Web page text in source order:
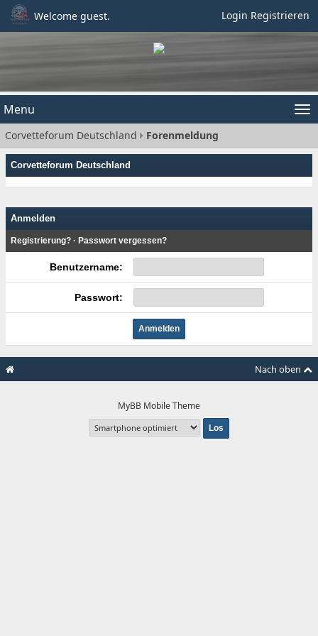
Welcome guest. Login Registrieren
Menu
Corvetteforum Deutschland Forenmeldung
Corvetteforum Deutschland
Anmelden
Registrierung? · Passwort vergessen?
Benutzername:
Passwort:
Nach oben
MyBB Mobile Theme